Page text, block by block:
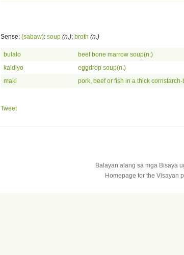
Sense: (sabaw): soup (n.); broth (n.)
bulalo
beef bone marrow soup(n.)
kaldiyo
eggdrop soup(n.)
maki
pork, beef or fish in a thick
Tweet
Balayan alang sa mga Bisaya
Homepage for the Visayan